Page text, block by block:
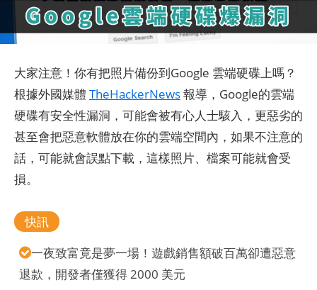
大家注意！你有把照片備份到Google 雲端硬碟上嗎？
根據外國媒體 TheHackerNews報導，Google的雲端
硬碟有安全性漏洞，可能會被有心人士駭入，更惡劣的
甚至會把惡意軟體放在你的雲端空間內，如果不注意的
話，可能就會誤點下載，這樣照片、檔案可能就會受
損。
快訊
一夜致富竟是夢一場！遊戲銷售額破百萬卻遭惡意
退款，開發者僅獲得 2000 美元